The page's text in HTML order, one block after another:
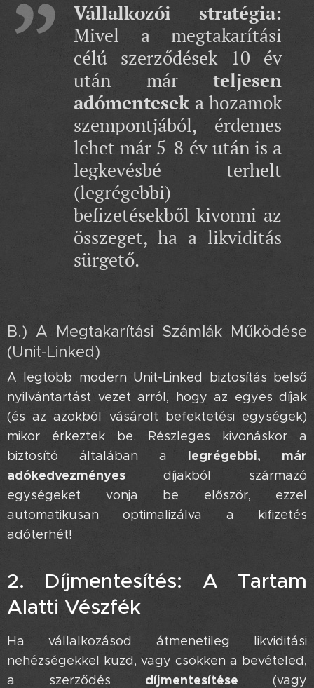
Vállalkozói stratégia:
Mivel a megtakarítási
célú szerződések 10 év
után már teljesen
adómenteseka hozamok
szempontjából, érdemes
lehet már 5-8 év után is a
legkevésbé terhelt
(legrégebbi)
befizetésekből kivonni az
összeget, ha a likviditás
sürgető.
B.) A Megtakarítási Számlák Működése
(Unit-Linked) 📊
A legtöbb modern Unit-Linked biztosítás belső
nyilvántartást vezet arról, hogy az egyes díjak
(és az azokból vásárolt befektetési egységek)
mikor érkeztek be. Részleges kivonáskor a
biztosító általában a legrégebbi, már
adókedvezményes díjakból származó
egységeket vonja be először, ezzel
automatikusan optimalizálva a kifizetés
adóterhét!
2. Díjmentesítés: A Tartam
Alatti Vészfék 🛑
Ha vállalkozásod átmenetileg likviditási
nehézségekkel küzd, vagy csökken a bevételed,
a szerződés díjmentesítése (vagy